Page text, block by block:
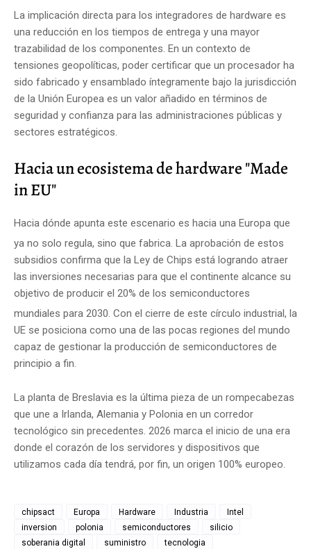
La implicación directa para los integradores de hardware es
una reducción en los tiempos de entrega y una mayor
trazabilidad de los componentes. En un contexto de
tensiones geopolíticas, poder certificar que un procesador ha
sido fabricado y ensamblado íntegramente bajo la jurisdicción
de la Unión Europea es un valor añadido en términos de
seguridad y confianza para las administraciones públicas y
sectores estratégicos.
Hacia un ecosistema de hardware "Made
in EU"
Hacia dónde apunta este escenario es hacia una Europa que
ya no solo regula, sino que fabrica. La aprobación de estos
subsidios confirma que la Ley de Chips está logrando atraer
las inversiones necesarias para que el continente alcance su
objetivo de producir el 20% de los semiconductores
mundiales para 2030. Con el cierre de este círculo industrial, la
UE se posiciona como una de las pocas regiones del mundo
capaz de gestionar la producción de semiconductores de
principio a fin.
La planta de Breslavia es la última pieza de un rompecabezas
que une a Irlanda, Alemania y Polonia en un corredor
tecnológico sin precedentes. 2026 marca el inicio de una era
donde el corazón de los servidores y dispositivos que
utilizamos cada día tendrá, por fin, un origen 100% europeo.
chipsact Europa Hardware Industria
Intel
inversion
polonia semiconductores
silicio
soberania digital
suministro tecnologia